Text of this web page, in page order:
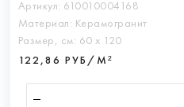
Артикул: 610010004168
Материал: Керамогранит
Размер, см: 60 х 120
122,86 РУБ/М²